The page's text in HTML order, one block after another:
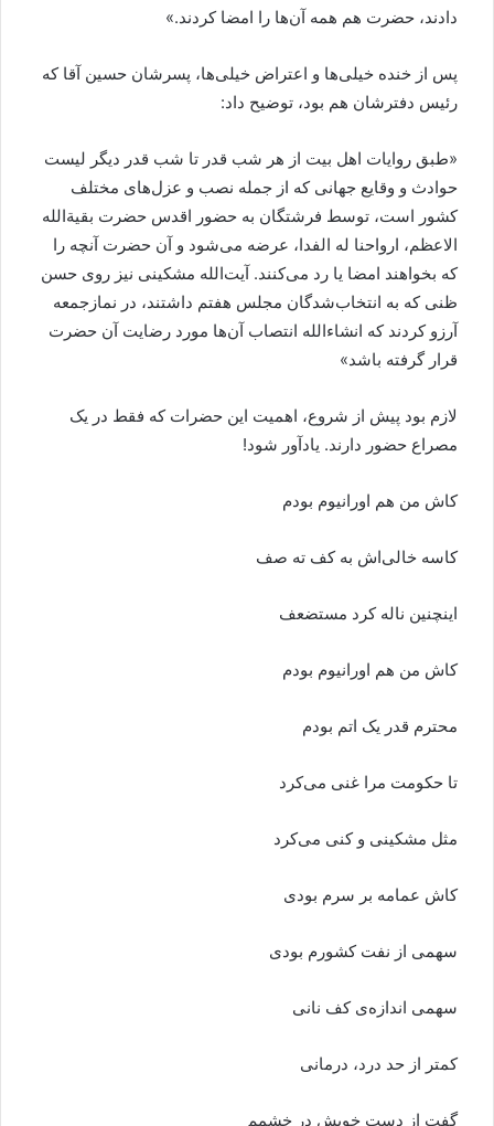
دادند، حضرت هم همه آن‌ها را امضا کردند.»
پس از خنده خیلی‌ها و اعتراض خیلی‌ها، پسرشان حسین آقا که
رئیس دفترشان هم بود، توضیح داد:
«طبق روایات اهل بیت از هر شب قدر تا شب قدر دیگر لیست
حوادث و وقایع جهانی که از جمله نصب و عزل‌های مختلف
کشور است، توسط فرشتگان به حضور اقدس حضرت بقیةالله
الاعظم، ارواحنا له الفدا، عرضه می‌شود و آن حضرت آنچه را
که بخواهند امضا یا رد می‌کنند. آیت‌الله مشکینی نیز روی حسن
ظنی که به انتخاب‌شدگان مجلس هفتم داشتند، در نمازجمعه
آرزو کردند که انشاءالله انتصاب آن‌ها مورد رضایت آن حضرت
قرار گرفته باشد»
لازم بود پیش از شروع، اهمیت این حضرات که فقط در یک
مصراع حضور دارند. یادآور شود!
کاش من هم اورانیوم بودم
کاسه خالی‌اش به کف ته صف
اینچنین ناله کرد مستضعف
کاش من هم اورانیوم بودم
محترم قدر یک اتم بودم
تا حکومت مرا غنی می‌کرد
مثل مشکینی و کنی می‌کرد
کاش عمامه بر سرم بودی
سهمی از نفت کشورم بودی
سهمی اندازه‌ی کف نانی
کمتر از حد درد، درمانی
گفت از دست خویش در خشمم